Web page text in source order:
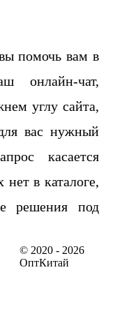
помочь вам в
онлайн-чат,
углу сайта,
вас нужный
касается
в каталоге,
решения под
© 2020 - 2026
ОптКитай